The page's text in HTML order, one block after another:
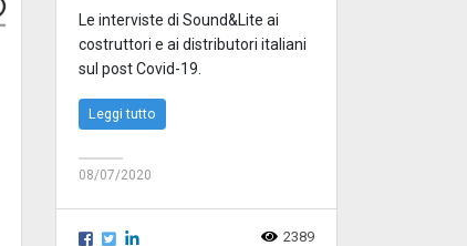
Le interviste di Sound&Lite ai
costruttori e ai distributori italiani
sul post Covid-19.
Leggi tutto
08/07/2020
2389